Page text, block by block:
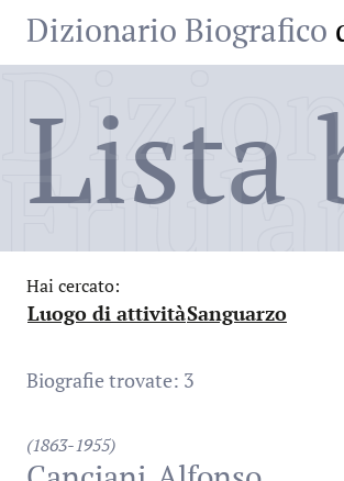
Dizionario Biografico
Lista
Hai cercato:
Luogo di attività
:Sanguarzo
Biografie trovate: 3
(1863-1955)